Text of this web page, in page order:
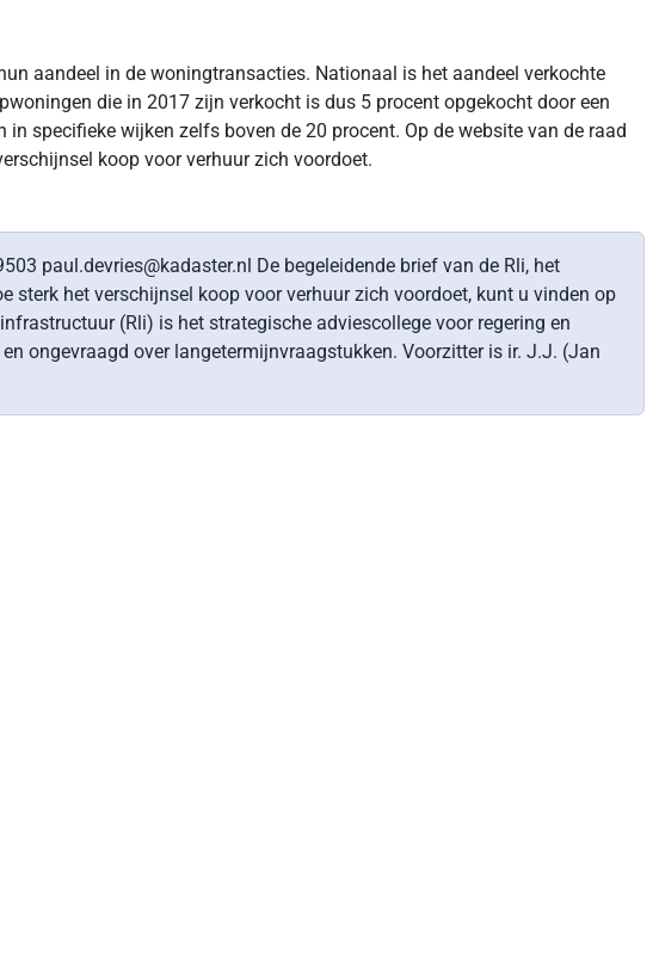
aandeel in de woningtransacties. Nationaal is het aandeel verkochte
die in 2017 zijn verkocht is dus 5 procent opgekocht door een
specifieke wijken zelfs boven de 20 procent. Op de website van de raad
koop voor verhuur zich voordoet.
paul.devries@kadaster.nl De begeleidende brief van de Rli, het
sterk het verschijnsel koop voor verhuur zich voordoet, kunt u vinden op
(Rli) is het strategische adviescollege voor regering en
ongevraagd over langetermijnvraagstukken. Voorzitter is ir. J.J. (Jan